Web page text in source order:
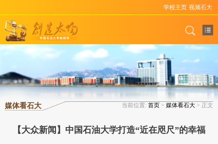
学校主页 视频石大
媒体看石大 当前位置: 首页 > 媒体看石大 > 正文
【大众新闻】中国石油大学打造“近在咫尺”的幸福